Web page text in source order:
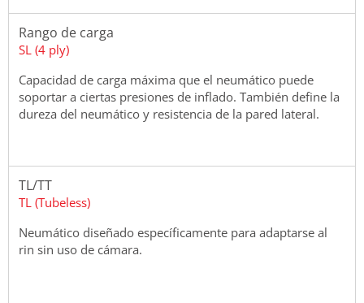
Rango de carga
SL (4 ply)
Capacidad de carga máxima que el neumático puede
soportar a ciertas presiones de inflado. También define la
dureza del neumático y resistencia de la pared lateral.
TL/TT
TL (Tubeless)
Neumático diseñado específicamente para adaptarse al
rin sin uso de cámara.